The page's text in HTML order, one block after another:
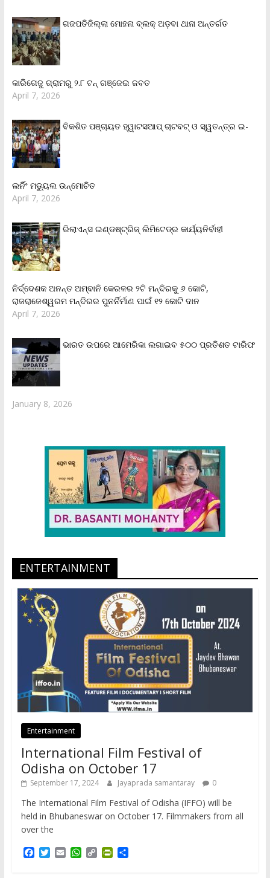
ଗଜପତିଜିଲ୍ଲା ମୋହନା ବ୍ଲକ୍‌ ଅଡ଼ବା ଥାନା ଅନ୍ତର୍ଗତ
କାରିଗେଜୁ ଗ୍ରାମରୁ ୨.୮ ଟନ୍ ଗଞ୍ଜେଇ ଜବତ
April 7, 2026
ବିକଶିତ ପଞ୍ଚାୟତ ହ୍ୱାଟସଆପ୍ ଚାଟବଟ୍ ଓ ସ୍ୱତନ୍ତ୍ର ଇ-
ଲର୍ନିଂ ମଡ୍ୟୁଲ ଉନ୍ମୋଚିତ
April 7, 2026
ରିଲାଏନ୍‌ସ ଇଣ୍ଡଷ୍ଟ୍ରିଜ୍ ଲିମିଟେଡ୍‌ର କାର୍ଯ୍ୟନିର୍ବାହୀ
ନିର୍ଦ୍ଦେଶକ ଅନନ୍ତ ଅମ୍ବାନି କେରଳର ୨ଟି ମନ୍ଦିରକୁ ୬ କୋଟି,
ରାଜରାଜେଶ୍ୱରମ ମନ୍ଦିରର ପୁନର୍ନିର୍ମାଣ ପାଇଁ ୧୨ କୋଟି ଦାନ
April 7, 2026
ଭାରତ ଉପରେ ଆମେରିକା ଲଗାଇବ ୫୦୦ ପ୍ରତିଶତ ଟାରିଫ
January 8, 2026
ENTERTAINMENT
Entertainment
International Film Festival of
Odisha on October 17
September 17, 2024 Jayaprada samantaray 0
The International Film Festival of Odisha (IFFO) will be
held in Bhubaneswar on October 17. Filmmakers from all
over the
F
T
E
W C
P
S